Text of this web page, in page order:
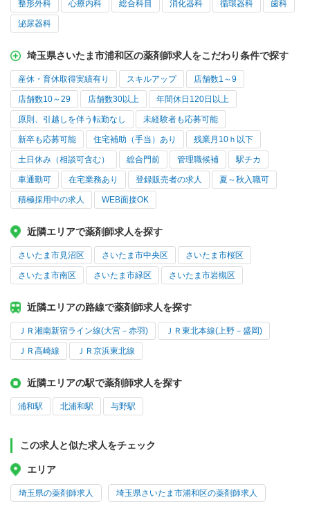
整形外科 心療内科 総合科目 消化器科 循環器科 歯科
泌尿器科
埼玉県さいたま市浦和区の薬剤師求人をこだわり条件で探す
産休・育休取得実績有り スキルアップ 店舗数1～9
店舗数10～29 店舗数30以上 年間休日120日以上
原則、引越しを伴う転勤なし 未経験者も応募可能
新卒も応募可能 住宅補助（手当）あり 残業月10ｈ以下
土日休み（相談可含む） 総合門前 管理職候補 駅チカ
車通勤可 在宅業務あり 登録販売者の求人 夏～秋入職可
積極採用中の求人 WEB面接OK
近隣エリアで薬剤師求人を探す
さいたま市見沼区 さいたま市中央区 さいたま市桜区
さいたま市南区 さいたま市緑区 さいたま市岩槻区
近隣エリアの路線で薬剤師求人を探す
ＪＲ湘南新宿ライン線(大宮－赤羽) ＪＲ東北本線(上野－盛岡)
ＪＲ高崎線 ＪＲ京浜東北線
近隣エリアの駅で薬剤師求人を探す
浦和駅 北浦和駅 与野駅
この求人と似た求人をチェック
エリア
埼玉県の薬剤師求人 埼玉県さいたま市浦和区の薬剤師求人